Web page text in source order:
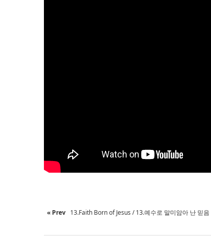
« Prev 13.Faith Born of Jesus / 13.예수로 말미암아 난 믿음